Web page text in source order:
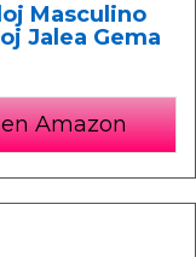
Masculino
Jalea Gema
Amazon